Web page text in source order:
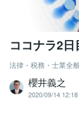
ココナラ2
法律・税務・士業全
櫻井義之
2020/09/14 12:18